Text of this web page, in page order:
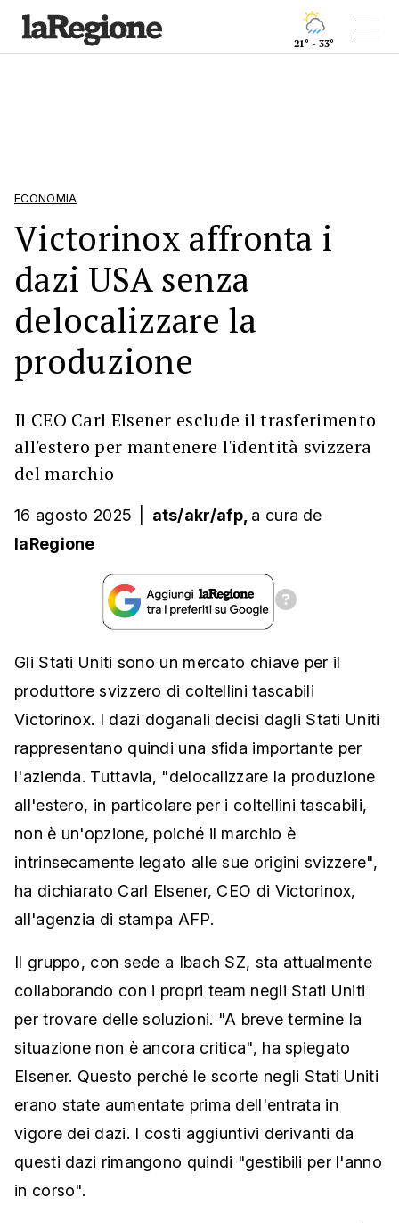
21° - 33°
ECONOMIA
Victorinox affronta i
dazi USA senza
delocalizzare la
produzione
Il CEO Carl Elsener esclude il trasferimento
all'estero per mantenere l'identità svizzera
del marchio
16 agosto 2025 ats/akr/afp, a cura de
laRegione
Gli Stati Uniti sono un mercato chiave per il
produttore svizzero di coltellini tascabili
Victorinox. I dazi doganali decisi dagli Stati Uniti
rappresentano quindi una sfida importante per
l'azienda. Tuttavia, "delocalizzare la produzione
all'estero, in particolare per i coltellini tascabili,
non è un'opzione, poiché il marchio è
intrinsecamente legato alle sue origini svizzere",
ha dichiarato Carl Elsener, CEO di Victorinox,
all'agenzia di stampa AFP.
Il gruppo, con sede a Ibach SZ, sta attualmente
collaborando con i propri team negli Stati Uniti
per trovare delle soluzioni. "A breve termine la
situazione non è ancora critica", ha spiegato
Elsener. Questo perché le scorte negli Stati Uniti
erano state aumentate prima dell'entrata in
vigore dei dazi. I costi aggiuntivi derivanti da
questi dazi rimangono quindi "gestibili per l'anno
in corso".